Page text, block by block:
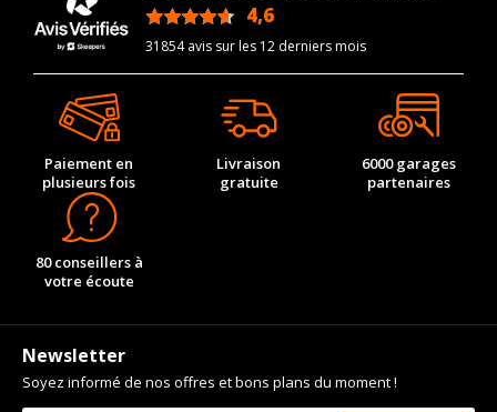
4,6
31854 avis sur les 12 derniers mois
Paiement en
plusieurs fois
Livraison
gratuite
6000 garages
partenaires
80 conseillers à
votre écoute
Newsletter
Soyez informé de nos offres et bons plans du moment !